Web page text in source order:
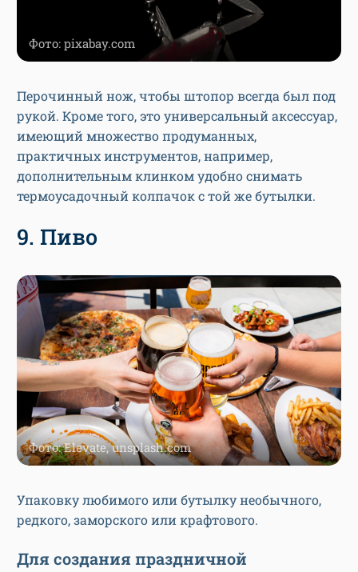
Фото: pixabay.com
Перочинный нож, чтобы штопор всегда был под
рукой. Кроме того, это универсальный аксессуар,
имеющий множество продуманных,
практичных инструментов, например,
дополнительным клинком удобно снимать
термоусадочный колпачок с той же бутылки.
9. Пиво
Фото: Elevate, unsplash.com
Упаковку любимого или бутылку необычного,
редкого, заморского или крафтового.
Для создания праздничной